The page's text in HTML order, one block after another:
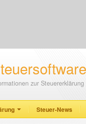
zur
Steuer-News